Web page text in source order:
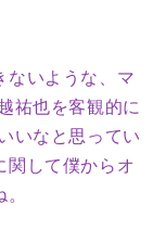
ないような、マ
祐也を客観的に
いなと思ってい
関して僕からオ